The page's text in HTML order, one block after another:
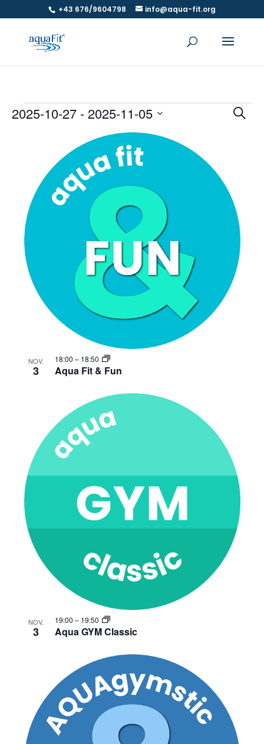
+43 676/9604798 info@aqua-fit.org
Veranstaltungen Suche
2025-10-27 - 2025-11-05
Veranstaltungen
Photo
View
NOV.
3 Aqua Fit & Fun
18:00 – 18:50
NOV.
3 Aqua GYM Classic
19:00 – 19:50